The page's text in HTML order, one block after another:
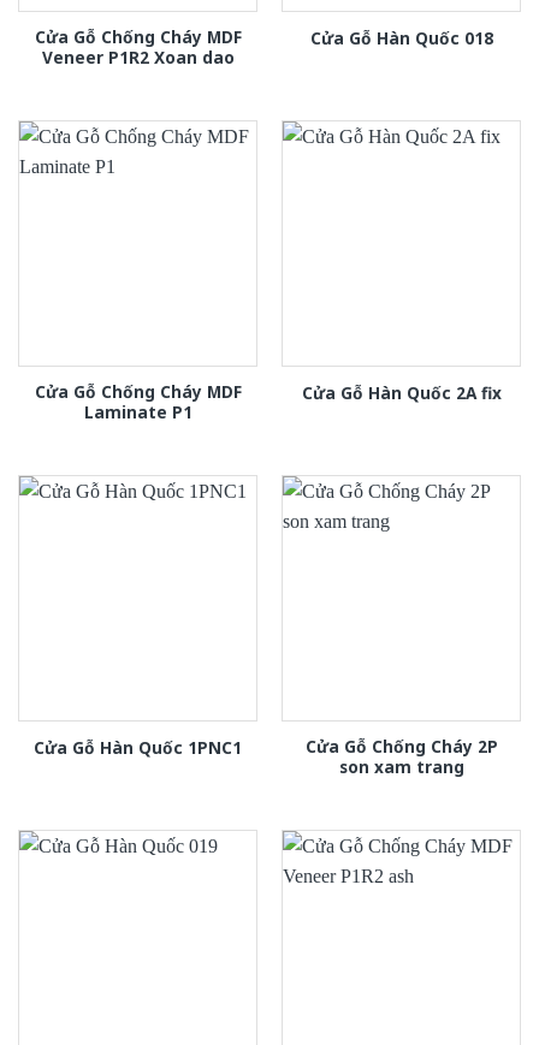
Cửa Gỗ Chống Cháy MDF
Veneer P1R2 Xoan dao
Cửa Gỗ Hàn Quốc 018
Cửa Gỗ Chống Cháy MDF
Laminate P1
Cửa Gỗ Hàn Quốc 2A fix
Cửa Gỗ Hàn Quốc 1PNC1
Cửa Gỗ Chống Cháy 2P
son xam trang